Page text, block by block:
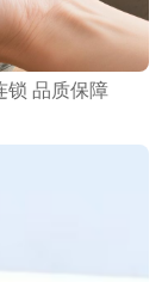
锁 品质保障